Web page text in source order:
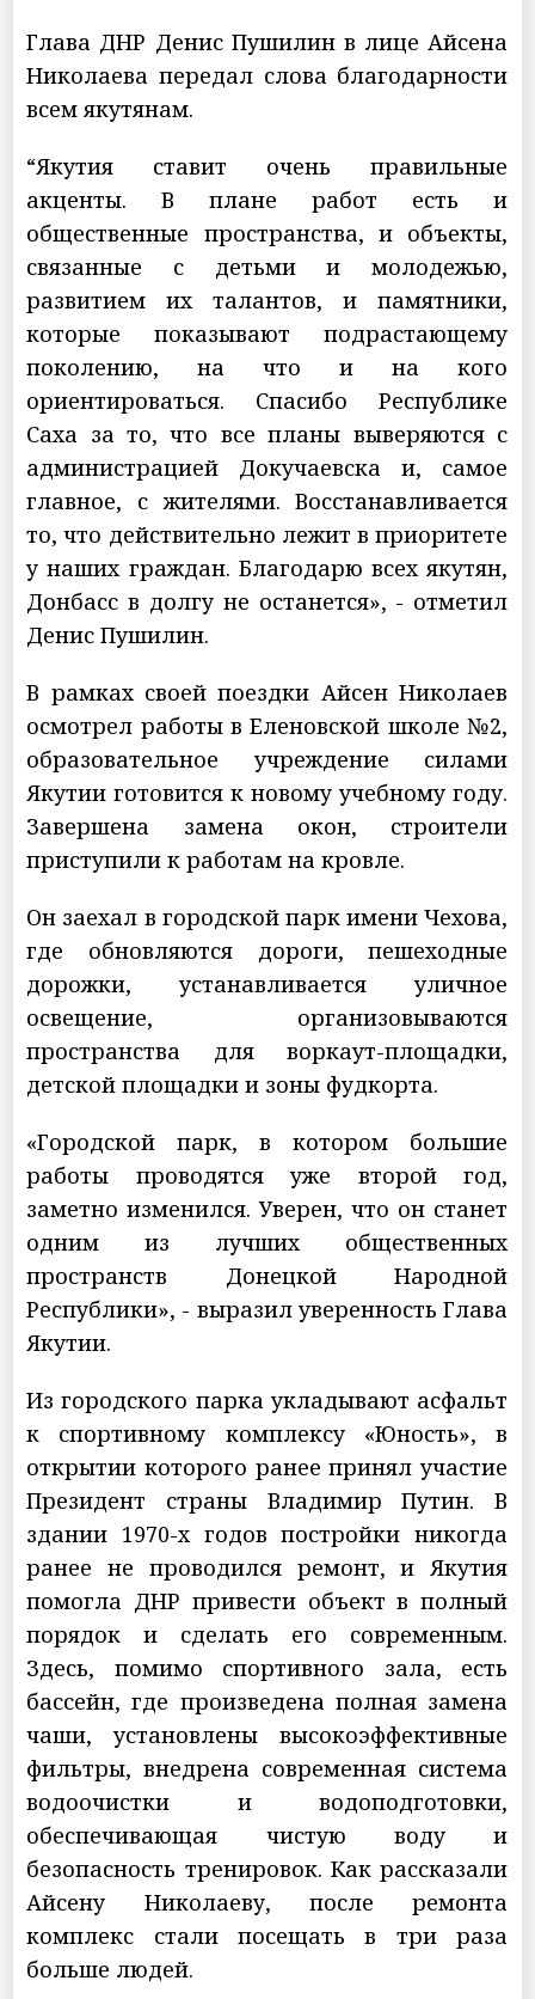
Глава ДНР Денис Пушилин в лице Айсена
Николаева передал слова благодарности
всем якутянам.
“Якутия ставит очень правильные
акценты. В плане работ есть и
общественные пространства, и объекты,
связанные с детьми и молодежью,
развитием их талантов, и памятники,
которые показывают подрастающему
поколению, на что и на кого
ориентироваться. Спасибо Республике
Саха за то, что все планы выверяются с
администрацией Докучаевска и, самое
главное, с жителями. Восстанавливается
то, что действительно лежит в приоритете
у наших граждан. Благодарю всех якутян,
Донбасс в долгу не останется», - отметил
Денис Пушилин.
В рамках своей поездки Айсен Николаев
осмотрел работы в Еленовской школе №2,
образовательное учреждение силами
Якутии готовится к новому учебному году.
Завершена замена окон, строители
приступили к работам на кровле.
Он заехал в городской парк имени Чехова,
где обновляются дороги, пешеходные
дорожки, устанавливается уличное
освещение, организовываются
пространства для воркаут-площадки,
детской площадки и зоны фудкорта.
«Городской парк, в котором большие
работы проводятся уже второй год,
заметно изменился. Уверен, что он станет
одним из лучших общественных
пространств Донецкой Народной
Республики», - выразил уверенность Глава
Якутии.
Из городского парка укладывают асфальт
к спортивному комплексу «Юность», в
открытии которого ранее принял участие
Президент страны Владимир Путин. В
здании 1970-х годов постройки никогда
ранее не проводился ремонт, и Якутия
помогла ДНР привести объект в полный
порядок и сделать его современным.
Здесь, помимо спортивного зала, есть
бассейн, где произведена полная замена
чаши, установлены высокоэффективные
фильтры, внедрена современная система
водоочистки и водоподготовки,
обеспечивающая чистую воду и
безопасность тренировок. Как рассказали
Айсену Николаеву, после ремонта
комплекс стали посещать в три раза
больше людей.